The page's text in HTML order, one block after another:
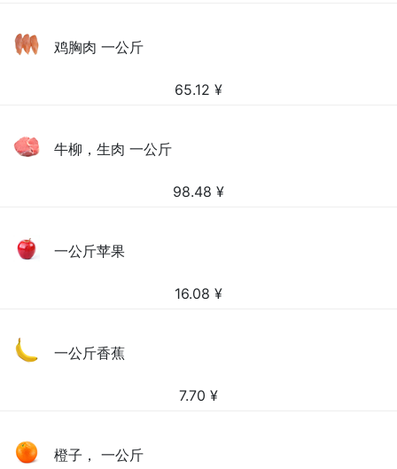
鸡胸肉 一公斤
65.12 ¥
牛柳，生肉 一公斤
98.48 ¥
一公斤苹果
16.08 ¥
一公斤香蕉
7.70 ¥
橙子， 一公斤